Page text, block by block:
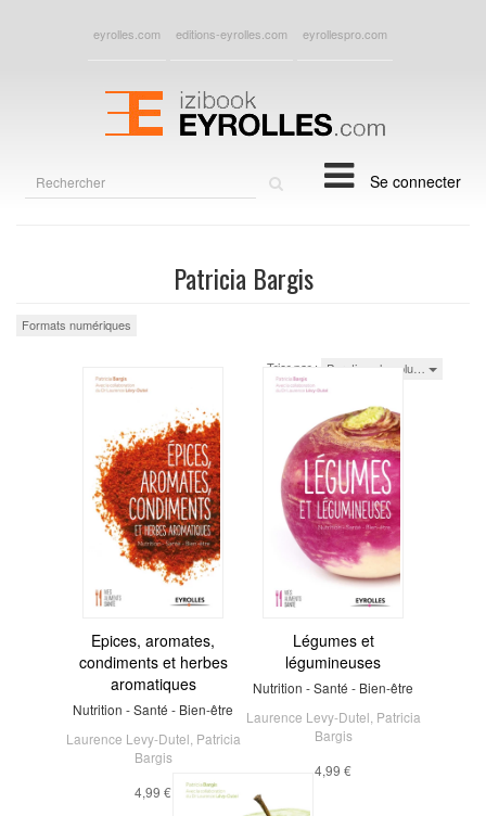
eyrolles.com editions-eyrolles.com eyrollespro.com
Se connecter
Patricia Bargis
Formats numériques
Trier par : Parutions les plu…
Epices, aromates,
condiments et herbes
aromatiques
Nutrition - Santé - Bien-être
Laurence Levy-Dutel Patricia
Bargis
4,99 €
Légumes et
légumineuses
Nutrition - Santé - Bien-être
Laurence Levy-Dutel Patricia
Bargis
4,99 €